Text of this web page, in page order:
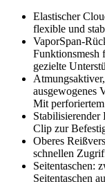
Elastischer
flexible und
VaporSpan-
Funktionsmesh
gezielte
ausgewogenes
Mit
Clip zur
Oberes
schnellen
Seitentaschen:
Seitentaschen